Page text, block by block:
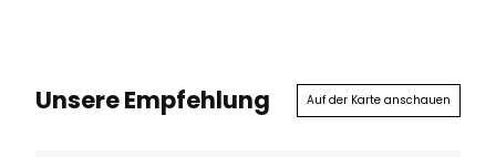
Unsere Empfehlung Auf der Karte anschauen